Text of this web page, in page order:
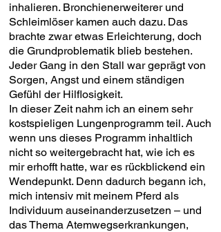
inhalieren. Bronchienerweiterer und
Schleimlöser kamen auch dazu. Das
brachte zwar etwas Erleichterung, doch
die Grundproblematik blieb bestehen.
Jeder Gang in den Stall war geprägt von
Sorgen, Angst und einem ständigen
Gefühl der Hilflosigkeit.
In dieser Zeit nahm ich an einem sehr
kostspieligen Lungenprogramm teil. Auch
wenn uns dieses Programm inhaltlich
nicht so weitergebracht hat, wie ich es
mir erhofft hatte, war es rückblickend ein
Wendepunkt. Denn dadurch begann ich,
mich intensiv mit meinem Pferd als
Individuum auseinanderzusetzen – und
das Thema Atemwegserkrankungen,